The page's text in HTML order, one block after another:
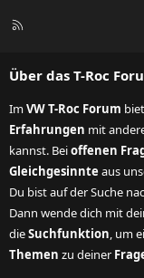
R
Über das T-Roc
ImVW T-Roc Forum
Erfahrungen mit
kannst. Beioffenen
Gleichgesinnte aus
Du bist auf der Suche
Dann wende dich mit
dieSuchfunktion, um
Themen zu deiner